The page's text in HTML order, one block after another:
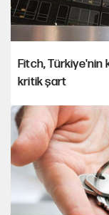
Fitch, Türkiye'nin
kritik şart